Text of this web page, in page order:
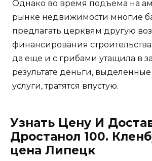
Однако во время подъема на
рынке недвижимости многие
предлагать церквям другую
финансирования
да еще и с грибами утащила в
результате деньги, выделенные
услуги, тратятся впустую.
Узнать Цену И
Дростанол 100.
цена Липецк